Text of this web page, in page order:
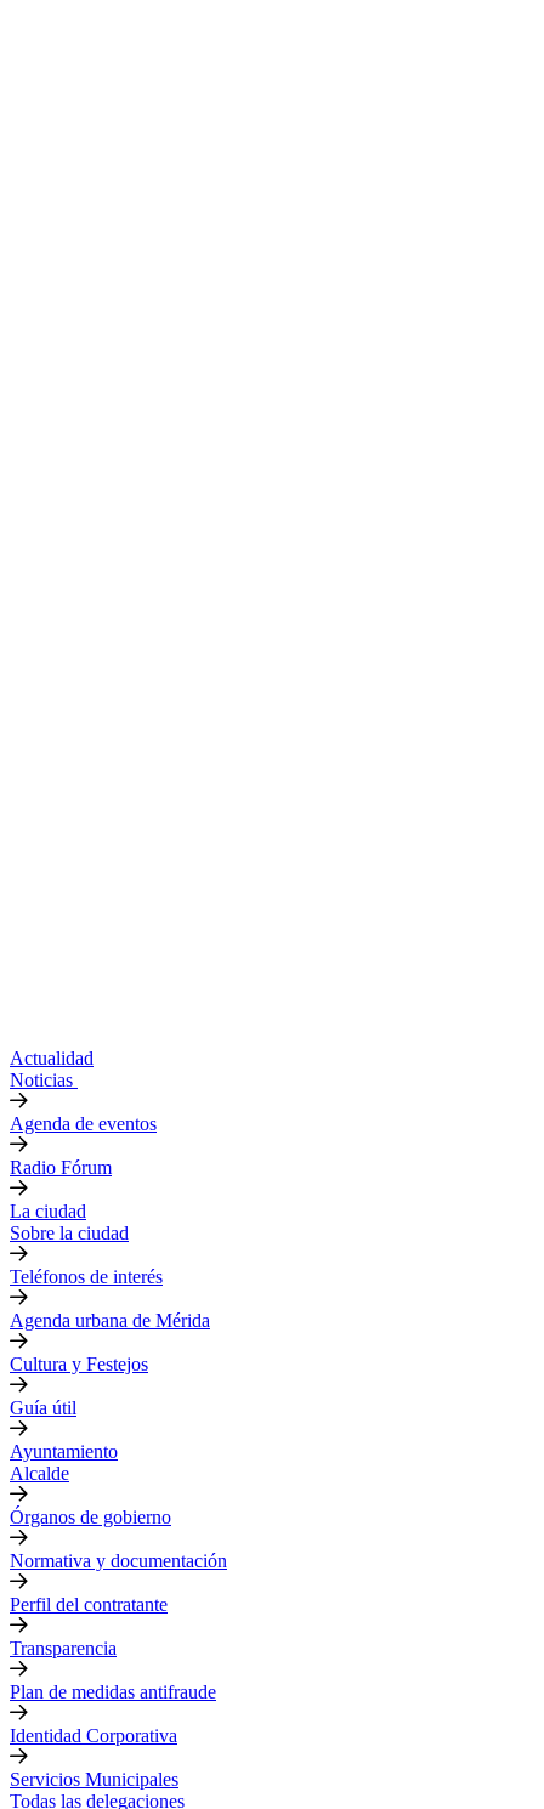
Actualidad
Noticias
Agenda de eventos
Radio Fórum
La ciudad
Sobre la ciudad
Teléfonos de interés
Agenda urbana de Mérida
Cultura y Festejos
Guía útil
Ayuntamiento
Alcalde
Órganos de gobierno
Normativa y documentación
Perfil del contratante
Transparencia
Plan de medidas antifraude
Identidad Corporativa
Servicios Municipales
Todas las delegaciones